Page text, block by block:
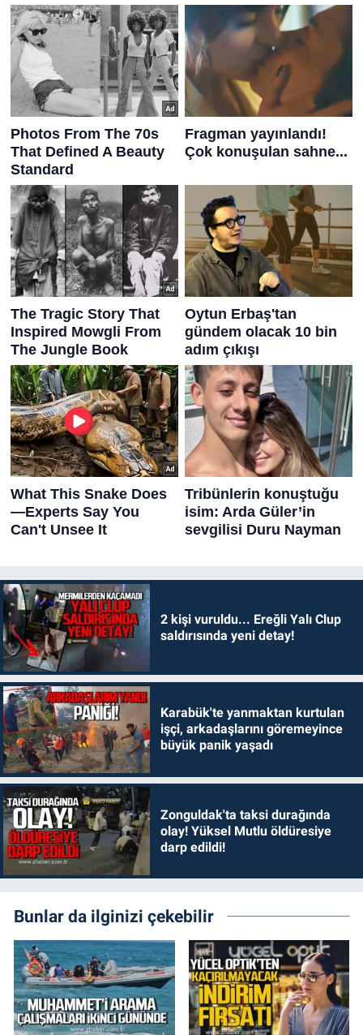
2 kişi vuruldu... Ereğli Yalı Clup
saldırısında yeni detay!
Karabük'te yanmaktan kurtulan
işçi, arkadaşlarını göremeyince
büyük panik yaşadı
Zonguldak'ta taksi durağında
olay! Yüksel Mutlu öldüresiye
darp edildi!
Bunlar da ilginizi çekebilir